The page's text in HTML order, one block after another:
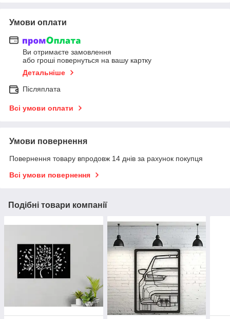
Умови оплати
Ви отримаєте замовлення
або гроші повернуться на вашу картку
Детальніше
Післяплата
Всі умови оплати
Умови повернення
Повернення товару впродовж 14 днів за рахунок покупця
Всі умови повернення
Подібні товари компанії